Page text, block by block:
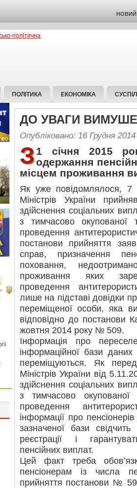
НОВИЙ
ПОЛІТИКА ЕКОНОМІКА
ДО УВАГИ
Опубліковано: 16 Грудня 2014
З1 січня 2015
одержання
місцем проживання
Як уже повідомлялося, 7
Міністрів України
здійснення соціальних
з тимчасово окупованої
проведення
постанови прийняття
справ, призначення
поховання,
проживання яких
проведення
лише на підставі довідки
переміщеної особи, яка
відповідно до постанови
жовтня 2014 року № 509.
Інформація про
інформаційної бази
переміщуються. Як
Міністрів України
здійснення соціальних
з тимчасово окупованої
проведення
інформації про
зазначеної бази
реєстрації і
пенсійних виплат.
Цей факт треба
пенсіонерам із числа
прийняття постанови №